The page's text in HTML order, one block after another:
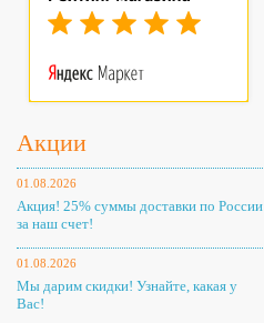
Акции
01.08.2026
Акция! 25% суммы доставки по России
за наш счет!
01.08.2026
Мы дарим скидки! Узнайте, какая у
Вас!